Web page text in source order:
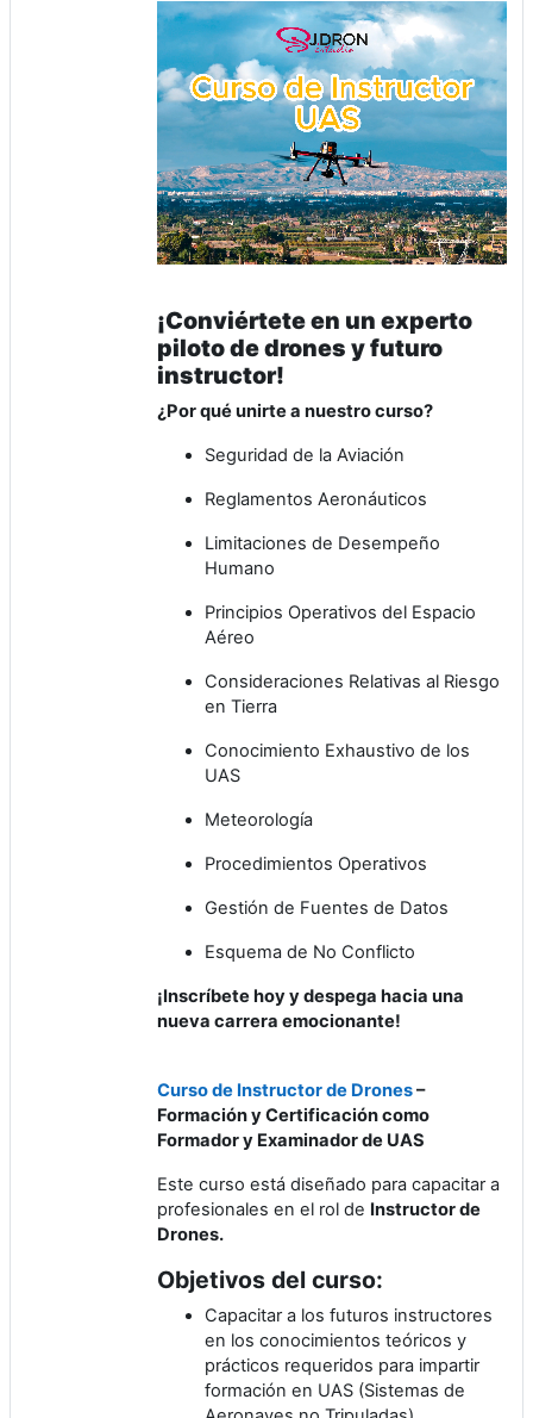
¡Conviértete en un experto
piloto de drones y futuro
instructor!
¿Por qué unirte a nuestro curso?
Seguridad de la Aviación
Reglamentos Aeronáuticos
Limitaciones de Desempeño
Humano
Principios Operativos del Espacio
Aéreo
Consideraciones Relativas al Riesgo
en Tierra
Conocimiento Exhaustivo de los
UAS
Meteorología
Procedimientos Operativos
Gestión de Fuentes de Datos
Esquema de No Conflicto
¡Inscríbete hoy y despega hacia una
nueva carrera emocionante!
Curso de Instructor de Drones–
Formación y Certificación como
Formador y Examinador de UAS
Este curso está diseñado para capacitar a
profesionales en el rol de Instructor de
Drones.
Objetivos del curso:
Capacitar a los futuros instructores
en los conocimientos teóricos y
prácticos requeridos para impartir
formación en UAS (Sistemas de